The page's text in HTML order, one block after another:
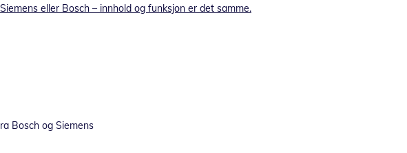
eller Bosch – innhold og funksjon er det samme.
Bosch og Siemens